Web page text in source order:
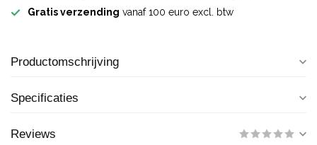
Gratis verzending vanaf 100 euro excl. btw
Productomschrijving
Specificaties
Reviews